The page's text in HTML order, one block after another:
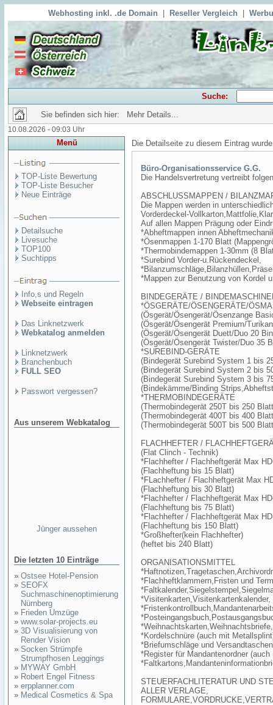
Webhosting inkl. .de Domain Reseller Vergleich
Suche:
Sie befinden sich hier: Mehr Details...
10.08.2026 - 09:03 Uhr
Menü
TOP-Liste Bewertung
TOP-Liste Besucher
Neue Einträge
Detailsuche
Livesuche
TOP100
Suchtipps
Info,s und Regeln
Webseite eintragen
Das Linknetzwerk
Webkatalog anmelden
Linknetzwerk
Branchenbuch
FULL SEO
Passwort vergessen?
Aus unserem Webkatalog
Jünger aussehen
Die letzten 10 Einträge
» Ostsee Hotel-Pension
» SEOFX
Suchmaschinenoptimierung
Nürnberg
» Frieden Umzüge
» www.solar-projects.eu
» 3D Visualisierung von
Render Vision
» Socken Strümpfe
Strumpfhosen Leggings
» MYWAY GmbH
» Robert Engel Fitness
» erpplanner.com
» Medical Cosmetics & Spa
Die Detailseite zu diesem Eintrag
Büro-Organisationsservice G.G.
Die Handelsvertretung vertreibt
ABSCHLUSSMAPPEN /
Die Mappen werden in
Vorderdeckel-
Auf allen Mappen Prägung oder
*Abheftmappen innen
*Ösenmappen 1-170 Blatt
*Thermobindemappen 1-30mm (8
*Surebind Vorder-u.Rückendeckel,
*Mappen zur Benutzung von Kordel
BINDEGERÄTE /
*ÖSGERÄTE/ÖSENGERÄTE/
(Ösgerät/Ösengerät/Ösenzange
(Ösgerät/Ösengerät Premium/
(Ösgerät/Ösengerät Duett/Duo 20
(Ösgerät/Ösengerät Twister/Duo 35
*SUREBIND-GERÄTE
(Bindegerät Surebind System 1 bis
(Bindegerät Surebind System 2 bis
(Bindegerät Surebind System 3 bis
(Bindekämme/Binding
*THERMOBINDEGERÄTE
(Thermobindegerät 250T bis 250
(Thermobindegerät 400T bis 400
(Thermobindegerät 500T bis 500
FLACHHEFTER /
(Flat Clinch - Technik)
*Flachhefter / Flachheftgerät Max
(Flachheftung bis 15 Blatt)
*FLachhefter / Flachheftgerät Max
(Flachheftung bis 30 Blatt)
*Flachhefter / Flachheftgerät Max
(Flachheftung bis 75 Blatt)
*Flachhefter / Flachheftgerät Max
(Flachheftung bis 150 Blatt)
*Großhefter(kein Flachhefter)
(heftet bis 240 Blatt)
ORGANISATIONSMITTEL
*Flachheftklammern,Fristen und
*Visitenkarten,Visitenkartenkalender,
*Weihnachtskarten,Weihnachtsbriefe,
*Kordelschnüre (auch mit
*Briefumschläge und
*Register für Mandantenordner (auch
STEUERFACHLITERATUR UND
ALLER VERLAGE,